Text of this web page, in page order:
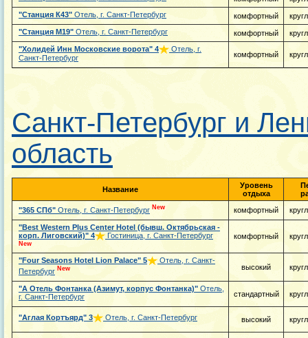
"Станция К43" Отель, г. Санкт-Петербург комфортный
"Станция М19" Отель, г. Санкт-Петербург комфортный
"Холидей Инн Московские ворота" 4
Отель, г.
Санкт-Петербург
комфортный
Санкт-Петербург и
область
Название
Уровень
отдыха
"365 СПб" Отель, г. Санкт-Петербург New комфортный
"Best Western Plus Center Hotel (бывш. Октябрьская -
корп. Лиговский)" 4 Гостиница, г. Санкт-Петербург
New
комфортный
"Four Seasons Hotel Lion Palace" 5
Отель, г. Санкт-
Петербург New высокий
"А Отель Фонтанка (Азимут, корпус Фонтанка)" Отель,
г. Санкт-Петербург
стандартный
"Аглая Кортъярд" 3 Отель, г. Санкт-Петербург высокий